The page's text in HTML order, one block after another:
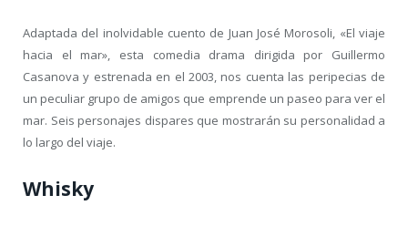
Adaptada del inolvidable cuento de Juan José Morosoli, «El viaje
hacia el mar», esta comedia drama dirigida por Guillermo
Casanova y estrenada en el 2003, nos cuenta las peripecias de
un peculiar grupo de amigos que emprende un paseo para ver el
mar. Seis personajes dispares que mostrarán su personalidad a
lo largo del viaje.
Whisky